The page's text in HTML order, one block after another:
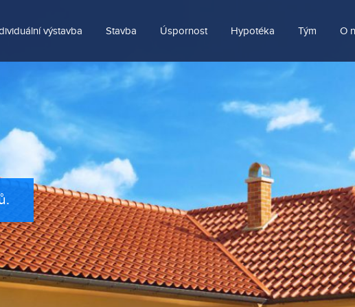
výstavba Stavba Úspornost Hypotéka Tým O